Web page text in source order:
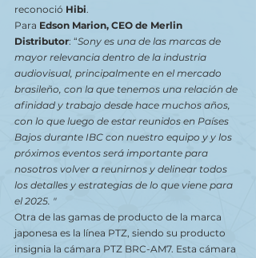
reconoció Hibi.
Para Edson Marion, CEO de Merlin
Distributor: “Sony es una de las marcas de
mayor relevancia dentro de la industria
audiovisual, principalmente en el mercado
brasileño, con la que tenemos una relación de
afinidad y trabajo desde hace muchos años,
con lo que luego de estar reunidos en Países
Bajos durante IBC con nuestro equipo y y los
próximos eventos será importante para
nosotros volver a reunirnos y delinear todos
los detalles y estrategias de lo que viene para
el 2025. "
Otra de las gamas de producto de la marca
japonesa es la línea PTZ, siendo su producto
insignia la cámara PTZ BRC-AM7. Esta cámara